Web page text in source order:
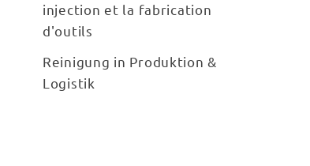
injection et la fabrication
d'outils
Reinigung in Produktion &
Logistik